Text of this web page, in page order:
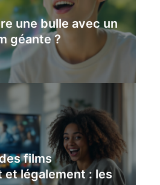
une bulle avec un
géante ?
films
légalement : les